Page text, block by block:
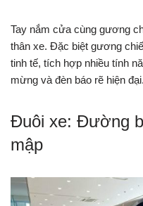
Tay nắm cửa cùng gương
thân xe. Đặc biệt gương
tinh tế, tích hợp nhiều tính
mừng và đèn báo rẽ hiện đại.
Đuôi xe: Đường
mập